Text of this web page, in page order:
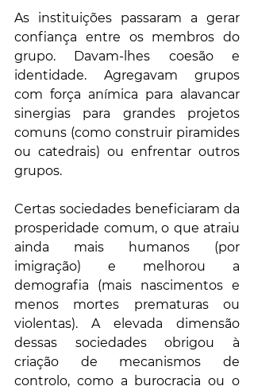
As instituições passaram a gerar
confiança entre os membros do
grupo. Davam-lhes coesão e
identidade. Agregavam grupos
com força anímica para alavancar
sinergias para grandes projetos
comuns (como construir piramides
ou catedrais) ou enfrentar outros
grupos.
Certas sociedades beneficiaram da
prosperidade comum, o que atraiu
ainda mais humanos (por
imigração) e melhorou a
demografia (mais nascimentos e
menos mortes prematuras ou
violentas). A elevada dimensão
dessas sociedades obrigou à
criação de mecanismos de
controlo, como a burocracia ou o